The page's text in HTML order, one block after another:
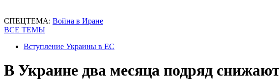
СПЕЦТЕМА: Война в Иране
ВСЕ ТЕМЫ
Вступление Украины в ЕС
В Украине два месяца подряд